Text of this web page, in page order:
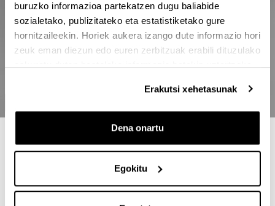
buruzko informazioa partekatzen dugu baliabide
sozialetako, publizitateko eta estatistiketako gure
hornitzaileekin. Horiek aukera izango dute informazio hori
zeuk eman diezun edo euren zerbitzuak erabili dituzulako
eskuratu duten bestelako informazio batekin uztartzeko.
Erakutsi xehetasunak
Dena onartu
Egokitu
MASTER HAU AUKERATZEKO
Partaidetza eta Komunitate-garapenari buruzko